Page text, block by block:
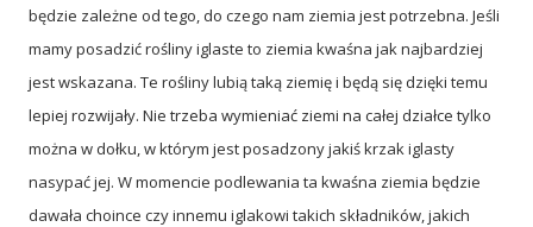
będzie zależne od tego, do czego nam ziemia jest potrzebna. Jeśli
mamy posadzić rośliny iglaste to ziemia kwaśna jak najbardziej
jest wskazana. Te rośliny lubią taką ziemię i będą się dzięki temu
lepiej rozwijały. Nie trzeba wymieniać ziemi na całej działce tylko
można w dołku, w którym jest posadzony jakiś krzak iglasty
nasypać jej. W momencie podlewania ta kwaśna ziemia będzie
dawała choince czy innemu iglakowi takich składników, jakich